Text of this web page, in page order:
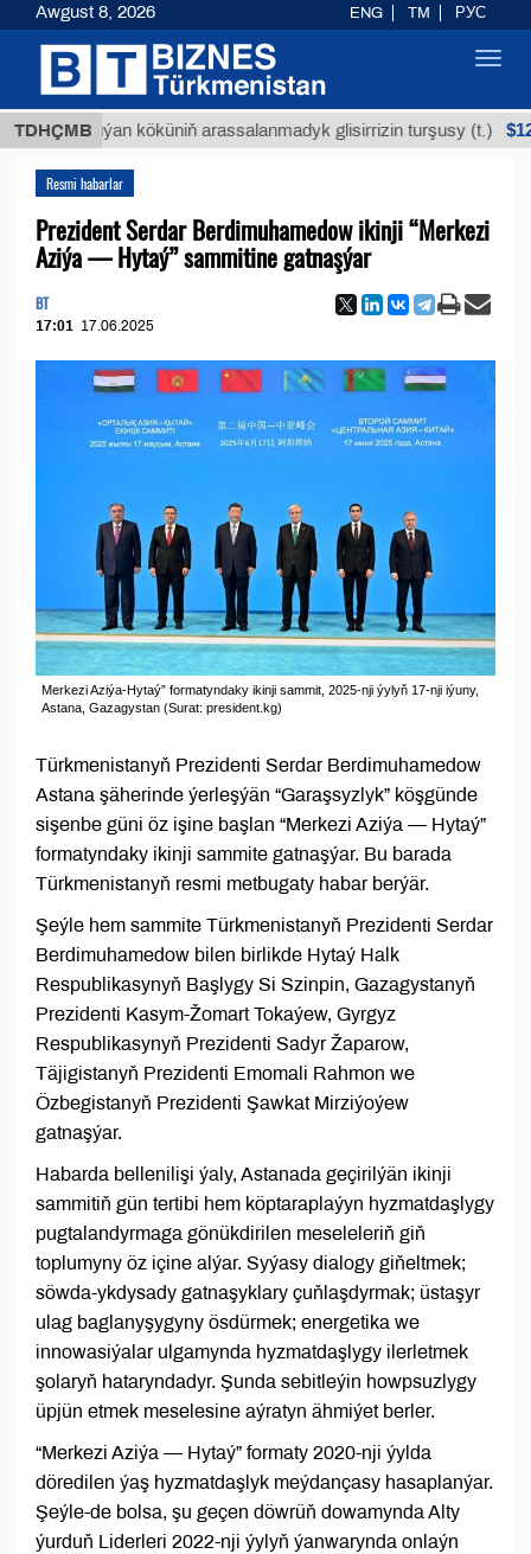
TDHÇMB
Buýan köküniň arassalanmadyk glisirrizin turşusy (t.) $12935,18
Resmi habarlar
Prezident Serdar Berdimuhamedow ikinji “Merkezi
Aziýa — Hytaý” sammitine gatnaşýar
BT
17:01 17.06.2025
Merkezi Aziýa-Hytaý” formatyndaky ikinji sammit, 2025-nji ýylyň 17-nji iýuny,
Astana, Gazagystan (Surat: president.kg)
Türkmenistanyň Prezidenti Serdar Berdimuhamedow
Astana şäherinde ýerleşýän “Garaşsyzlyk” köşgünde
sişenbe güni öz işine başlan “Merkezi Aziýa — Hytaý”
formatyndaky ikinji sammite gatnaşýar. Bu barada
Türkmenistanyň resmi metbugaty habar berýär.
Şeýle hem sammite Türkmenistanyň Prezidenti Serdar
Berdimuhamedow bilen birlikde Hytaý Halk
Respublikasynyň Başlygy Si Szinpin, Gazagystanyň
Prezidenti Kasym-Žomart Tokaýew, Gyrgyz
Respublikasynyň Prezidenti Sadyr Žaparow,
Täjigistanyň Prezidenti Emomali Rahmon we
Özbegistanyň Prezidenti Şawkat Mirziýoýew
gatnaşýar.
Habarda bellenilişi ýaly, Astanada geçirilýän ikinji
sammitiň gün tertibi hem köptaraplaýyn hyzmatdaşlygy
pugtalandyrmaga gönükdirilen meseleleriň giň
toplumyny öz içine alýar. Syýasy dialogy giňeltmek;
söwda-ykdysady gatnaşyklary çuňlaşdyrmak; üstaşyr
ulag baglanyşygyny ösdürmek; energetika we
innowasiýalar ulgamynda hyzmatdaşlygy ilerletmek
şolaryň hataryndadyr. Şunda sebitleýin howpsuzlygy
üpjün etmek meselesine aýratyn ähmiýet berler.
“Merkezi Aziýa — Hytaý” formaty 2020-nji ýylda
döredilen ýaş hyzmatdaşlyk meýdançasy hasaplanýar.
Şeýle-de bolsa, şu geçen döwrüň dowamynda Alty
ýurduň Liderleri 2022-nji ýylyň ýanwarynda onlaýn
Awgust 8, 2026 ENG TM РУС